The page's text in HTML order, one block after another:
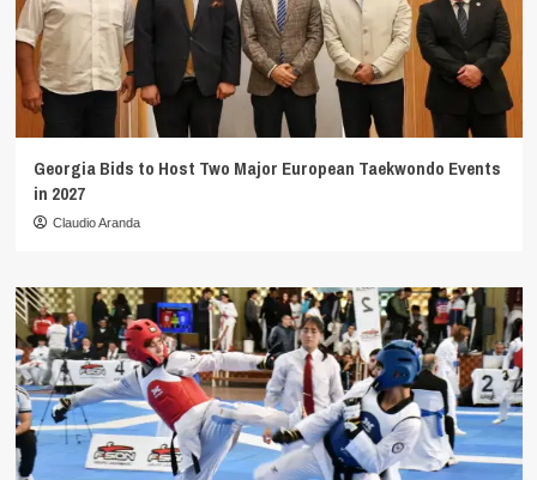
Georgia Bids to Host Two Major European Taekwondo Events
in 2027
Claudio Aranda